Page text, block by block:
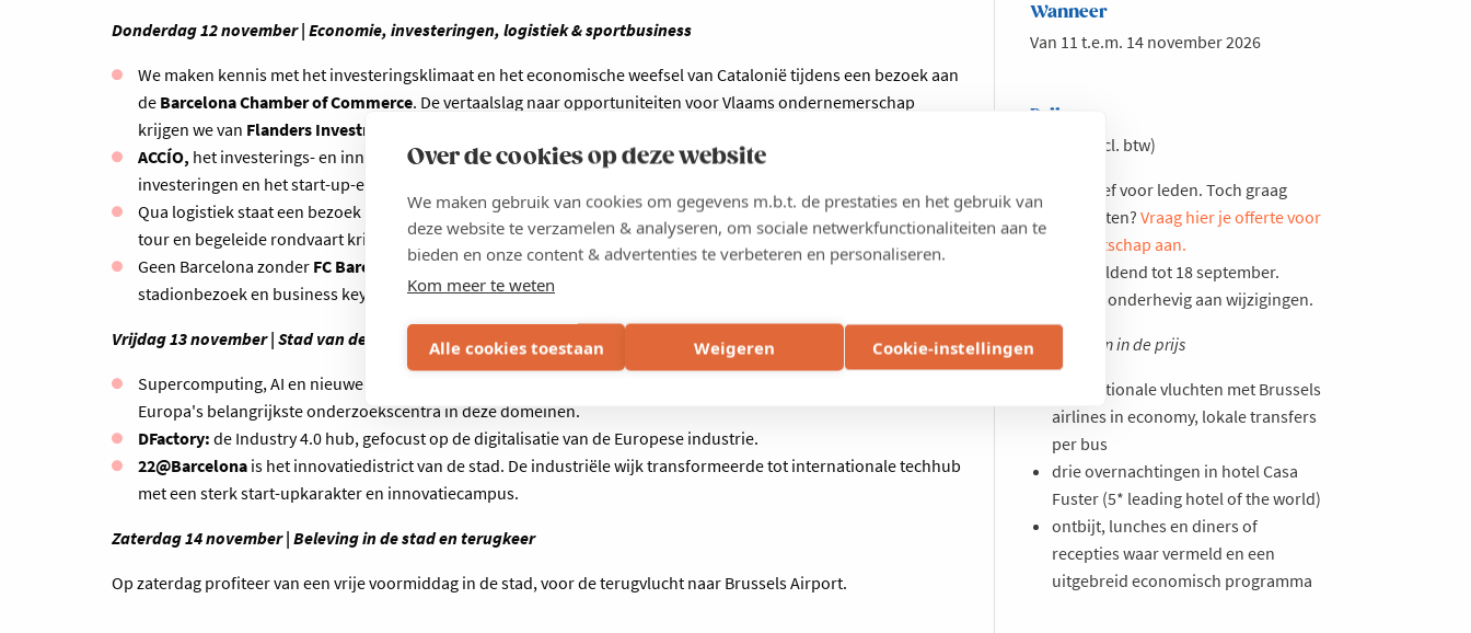
Over de cookies op deze website
We maken gebruik van cookies om gegevens m.b.t. de prestaties en het gebruik van
deze website te verzamelen & analyseren, om sociale netwerkfunctionaliteiten aan te
bieden en onze content & advertenties te verbeteren en personaliseren.
Kom meer te weten
Alle cookies toestaan Weigeren Cookie-instellingen
Donderdag 12 november | Economie, investeringen, logistiek & sportbusiness
We maken kennis met het investeringsklimaat en het economische weefsel van Catalonië tijdens een bezoek aan
de Barcelona Chamber of Commerce. De vertaalslag naar opportuniteiten voor Vlaams ondernemerschap
krijgen we van Flanders Investment en Trade.
ACCÍO, het investerings- en innovatieagentschap van de Catalaanse overheid, vertelt meer over buitenlandse
investeringen en het start-up-ecosysteem.
Qua logistiek staat een bezoek aan dePort of Barcelona natuurlijk met stip op één: tijdens een executive port
tour en begeleide rondvaart krijgen we een exclusieve inkijk in de toekomstgerichte aanpak van de haven.
Geen Barcelona zonder FC Barcelona en Camp Nou.In dé voetbaltempel worden we getrakteerd op een
stadionbezoek en business keynote rond branding, sport en business.
Vrijdag 13 november | Stad van de toekomst, technologie & innovatie
Supercomputing, AI en nieuwe technologieën ontdekken we bij
Europa's belangrijkste onderzoekscentra in deze domeinen.
DFactory: de Industry 4.0 hub, gefocust op de digitalisatie van de Europese industrie.
22@Barcelona is het innovatiedistrict van de stad. De industriële wijk transformeerde tot internationale techhub
met een sterk start-upkarakter en innovatiecampus.
Zaterdag 14 november | Beleving in de stad en terugkeer
Op zaterdag profiteer van een vrije voormiddag in de stad, voor de terugvlucht naar Brussels Airport.
Wanneer
Van 11 t.e.m. 14 november 2026
Prijs
€4.250 (excl. btw)
Exclusief voor leden. Toch graag
aansluiten? Vraag hier je offerte voor
lidmaatschap aan.
Prijs geldend tot 18 september.
Nadien onderhevig aan wijzigingen.
Inbegrepen in de prijs
internationale vluchten met Brussels
airlines in economy, lokale transfers
per bus
drie overnachtingen in hotel Casa
Fuster (5* leading hotel of the world)
ontbijt, lunches en diners of
recepties waar vermeld en een
uitgebreid economisch programma